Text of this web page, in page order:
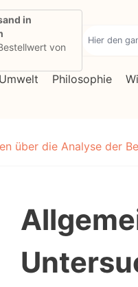
in
von
Umwelt Philosophie
über die Analyse der